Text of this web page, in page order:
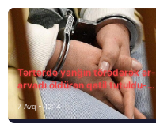
Tərtərdə yanğın törədərək ər-
arvadı öldürən qatil tutuldu-
SON DƏQİQƏ
7 Avq • 12:14